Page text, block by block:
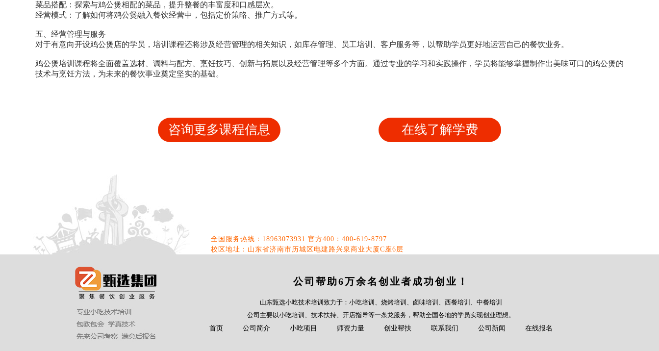
菜品搭配：探索与鸡公煲相配的菜品，提升整餐的丰富度和口感层次。
经营模式：了解如何将鸡公煲融入餐饮经营中，包括定价策略、推广方式等。
五、经营管理与服务
对于有意向开设鸡公煲店的学员，培训课程还将涉及经营管理的相关知识，如库存管理、员工培训、客户服务等，以帮助学员更好地运营自己的餐饮业务。
鸡公煲培训课程将全面覆盖选材、调料与配方、烹饪技巧、创新与拓展以及经营管理等多个方面。通过专业的学习和实践操作，学员将能够掌握制作出美味可口的鸡公煲的
技术与烹饪方法，为未来的餐饮事业奠定坚实的基础。
咨询更多课程信息 在线了解学费
全国服务热线：18963073931 官方400：400-619-8797
校区地址：山东省济南市历城区电建路兴泉商业大厦C座6层
公司帮助6万余名创业者成功创业！
山东甄选小吃技术培训致力于：小吃培训、烧烤培训、卤味培训、西餐培训、中餐培训
公司主要以小吃培训、技术扶持、开店指导等一条龙服务，帮助全国各地的学员实现创业理想。
首页
公司简介 小吃项目 师资力量 创业帮扶 联系我们 公司新闻 在线报名